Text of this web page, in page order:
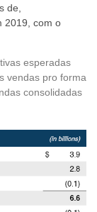
de,
2019, com o
esperadas
vendas pro forma
consolidadas